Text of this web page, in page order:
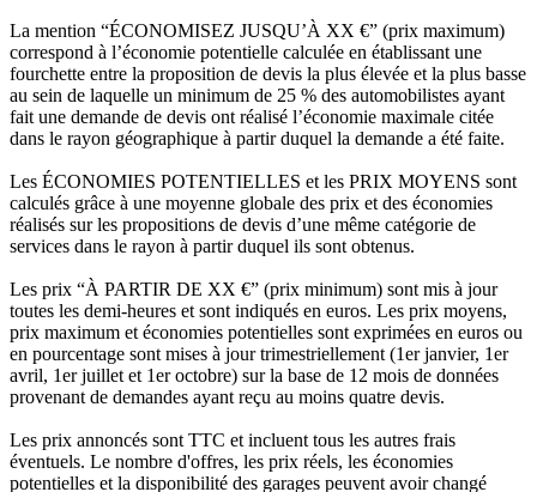
La mention “ÉCONOMISEZ JUSQU’À XX €” (prix maximum)
correspond à l’économie potentielle calculée en établissant une
fourchette entre la proposition de devis la plus élevée et la plus basse
au sein de laquelle un minimum de 25 % des automobilistes ayant
fait une demande de devis ont réalisé l’économie maximale citée
dans le rayon géographique à partir duquel la demande a été faite.
Les ÉCONOMIES POTENTIELLES et les PRIX MOYENS sont
calculés grâce à une moyenne globale des prix et des économies
réalisés sur les propositions de devis d’une même catégorie de
services dans le rayon à partir duquel ils sont obtenus.
Les prix “À PARTIR DE XX €” (prix minimum) sont mis à jour
toutes les demi-heures et sont indiqués en euros. Les prix moyens,
prix maximum et économies potentielles sont exprimées en euros ou
en pourcentage sont mises à jour trimestriellement (1er janvier, 1er
avril, 1er juillet et 1er octobre) sur la base de 12 mois de données
provenant de demandes ayant reçu au moins quatre devis.
Les prix annoncés sont TTC et incluent tous les autres frais
éventuels. Le nombre d'offres, les prix réels, les économies
potentielles et la disponibilité des garages peuvent avoir changé